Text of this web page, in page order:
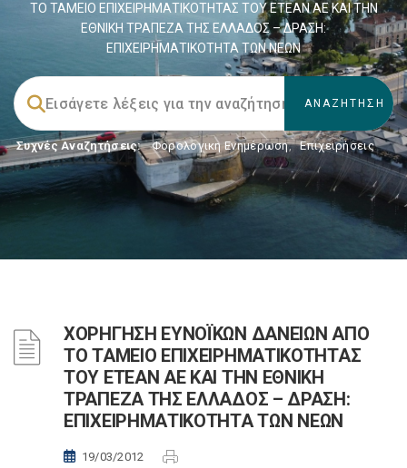
ΤΟ ΤΑΜΕΙΟ ΕΠΙΧΕΙΡΗΜΑΤΙΚΟΤΗΤΑΣ ΤΟΥ ΕΤΕΑΝ ΑΕ ΚΑΙ ΤΗΝ
ΕΘΝΙΚΗ ΤΡΑΠΕΖΑ ΤΗΣ ΕΛΛΑΔΟΣ – ΔΡΑΣΗ:
ΕΠΙΧΕΙΡΗΜΑΤΙΚΟΤΗΤΑ ΤΩΝ ΝΕΩΝ
Συχνές Αναζητήσεις: Φορολογικη Ενημέρωση, Επιχειρήσεις
ΧΟΡΗΓΗΣΗ ΕΥΝΟΪΚΩΝ ΔΑΝΕΙΩΝ ΑΠΟ
ΤΟ ΤΑΜΕΙΟ ΕΠΙΧΕΙΡΗΜΑΤΙΚΟΤΗΤΑΣ
ΤΟΥ ΕΤΕΑΝ ΑΕ ΚΑΙ ΤΗΝ ΕΘΝΙΚΗ
ΤΡΑΠΕΖΑ ΤΗΣ ΕΛΛΑΔΟΣ – ΔΡΑΣΗ:
ΕΠΙΧΕΙΡΗΜΑΤΙΚΟΤΗΤΑ ΤΩΝ ΝΕΩΝ
19/03/2012